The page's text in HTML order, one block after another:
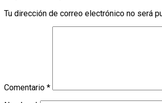
Tu dirección de correo electrónico no será
Comentario *